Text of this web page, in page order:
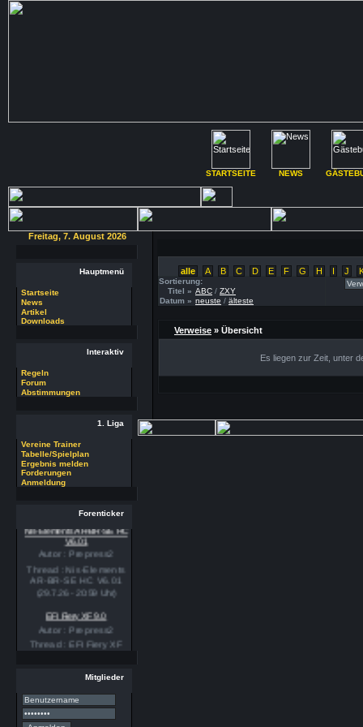
STARTSEITE NEWS
Freitag, 7. August 2026
Hauptmenü
Startseite
News
Artikel
Downloads
Interaktiv
Regeln
Forum
Abstimmungen
1. Liga
Vereine Trainer
Tabelle/Spielplan
Ergebnis melden
Forderungen
Anmeldung
Forenticker
V6.01
Autor : Prepress2
Thread : Nis-Elements
AR-BR-SE HC V6.01
(29.7.26 - 20:59 Uhr)
EFI Fiery XF 9.0
Autor : Prepress2
Thread : EFI Fiery XF
9.0
Autor : Prepress2
Thread : PSSE 36.3.1
Mitglieder
alle A B C D E F G H I J
Sortierung:
Titel » ABC / ZXY
Datum » neuste / älteste
Verweise » Übersicht
Es liegen zur Zeit, unter